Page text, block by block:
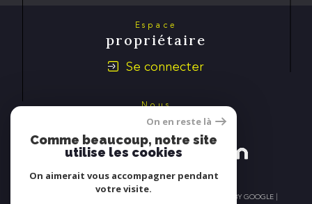
Espace
propriétaire
Se connecter
Nous
adhérons
© 2026 | TOUS DROITS RÉSERVÉS | TRADUCTION POWERED BY GOOGLE |
On en reste là
Comme beaucoup, notre site
utilise les cookies
On aimerait vous accompagner pendant
votre visite.